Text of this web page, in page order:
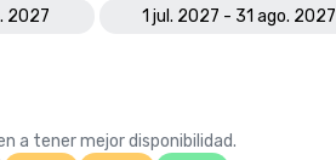
2027
1 jul. 2027 - 31 ago. 2027
a tener mejor disponibilidad.